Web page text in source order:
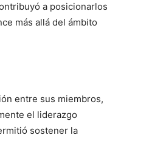
a posicionarlos
más allá del ámbito
entre sus miembros,
el liderazgo
sostener la